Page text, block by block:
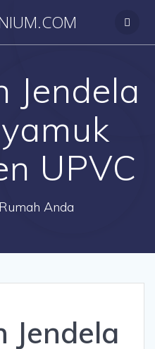
Jendela
UPVC
Anda
Jendela